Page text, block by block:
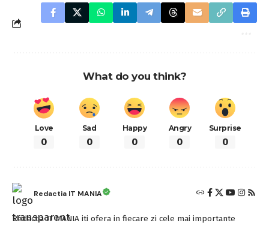
What do you think?
Love
0
Sad
0
Happy
0
Angry
0
Surprise
0
Redactia IT MANIA
Redactia IT MANIA iti ofera in fiecare zi cele mai importante